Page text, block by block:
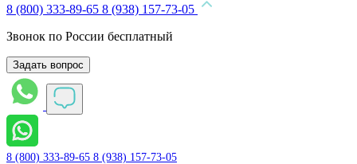
8 (800) 333-89-65 8 (938) 157-73-05
Звонок по России бесплатный
Задать вопрос
8 (800) 333-89-65 8 (938) 157-73-05